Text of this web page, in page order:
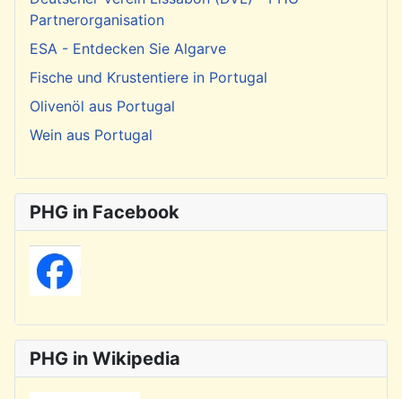
Partnerorganisation
ESA - Entdecken Sie Algarve
Fische und Krustentiere in Portugal
Olivenöl aus Portugal
Wein aus Portugal
PHG in Facebook
PHG in Wikipedia